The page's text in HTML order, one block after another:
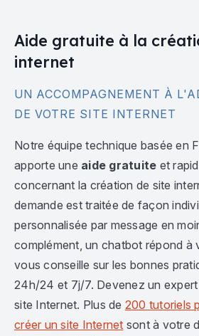
Aide gratuite à la
internet
UN ACCOMPAGNEMENT À
DE VOTRE SITE INTERNET
Notre équipe technique basée en
apporte une aide gratuite et
concernant la création de site
demande est traitée de façon
personnalisée par message en
complément, un chatbot répond à
vous conseille sur les bonnes
24h/24 et 7j/7. Devenez un
site Internet. Plus de 200 tutoriels
créer un site Internet sont à votre